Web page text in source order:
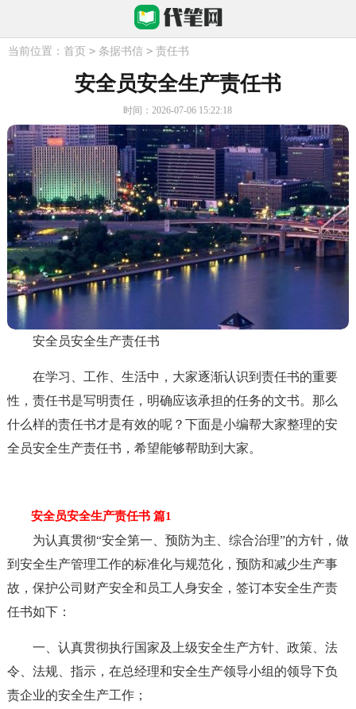
当前位置： 首页 > 条据书信 > 责任书
安全员安全生产责任书
时间：2026-07-06 15:22:18
安全员安全生产责任书
在学习、工作、生活中，大家逐渐认识到责任书的重要
性，责任书是写明责任，明确应该承担的任务的文书。那么
什么样的责任书才是有效的呢？下面是小编帮大家整理的安
全员安全生产责任书，希望能够帮助到大家。
安全员安全生产责任书 篇1
为认真贯彻“安全第一、预防为主、综合治理”的方针，做
到安全生产管理工作的标准化与规范化，预防和减少生产事
故，保护公司财产安全和员工人身安全，签订本安全生产责
任书如下：
一、认真贯彻执行国家及上级安全生产方针、政策、法
令、法规、指示，在总经理和安全生产领导小组的领导下负
责企业的安全生产工作；